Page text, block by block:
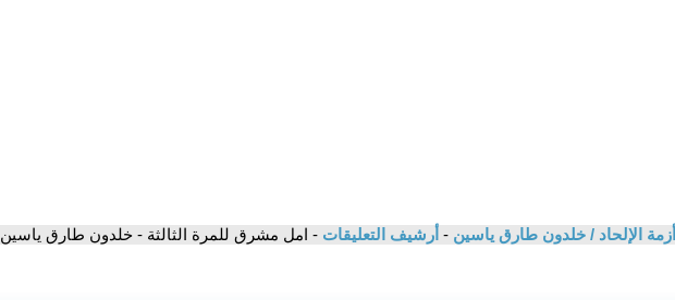
أزمة الإلحاد / خلدون طارق ياسين - أرشيف التعليقات - امل مشرق للمرة الثالثة - خلدون طارق ياسين